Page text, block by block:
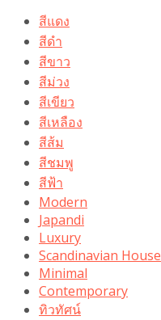
สีแดง
สีดำ
สีขาว
สีม่วง
สีเขียว
สีเหลือง
สีส้ม
สีชมพู
สีฟ้า
Modern
Japandi
Luxury
Scandinavian House
Minimal
Contemporary
ทิวทัศน์